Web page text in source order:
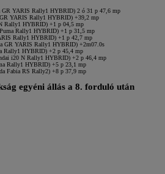
GR YARIS Rally1 HYBRID) 2 ó 31 p 47,6 mp
GR YARIS Rally1 HYBRID) +39,2 mp
Rally1 HYBRID) +1 p 04,5 mp
Rally1 HYBRID) +1 p 31,5 mp
Rally1 HYBRID) +1 p 42,7 mp
GR YARIS Rally1 HYBRID) +2m07.0s
Rally1 HYBRID) +2 p 45,4 mp
i20 N Rally1 HYBRID) +2 p 46,4 mp
Rally1 HYBRID) +5 p 23,1 mp
Fabia RS Rally2) +8 p 37,9 mp
egyéni állás a 8. forduló után